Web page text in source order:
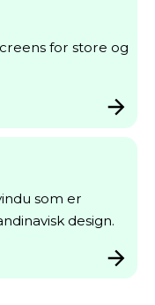
for store og
som er
design.